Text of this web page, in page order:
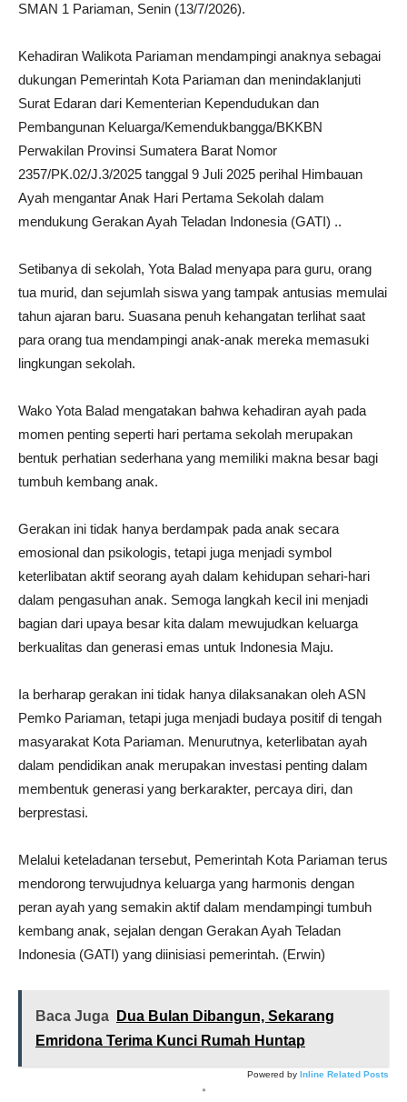
SMAN 1 Pariaman, Senin (13/7/2026).
Kehadiran Walikota Pariaman mendampingi anaknya sebagai
dukungan Pemerintah Kota Pariaman dan menindaklanjuti
Surat Edaran dari Kementerian Kependudukan dan
Pembangunan Keluarga/Kemendukbangga/BKKBN
Perwakilan Provinsi Sumatera Barat Nomor
2357/PK.02/J.3/2025 tanggal 9 Juli 2025 perihal Himbauan
Ayah mengantar Anak Hari Pertama Sekolah dalam
mendukung Gerakan Ayah Teladan Indonesia (GATI) ..
Setibanya di sekolah, Yota Balad menyapa para guru, orang
tua murid, dan sejumlah siswa yang tampak antusias memulai
tahun ajaran baru. Suasana penuh kehangatan terlihat saat
para orang tua mendampingi anak-anak mereka memasuki
lingkungan sekolah.
Wako Yota Balad mengatakan bahwa kehadiran ayah pada
momen penting seperti hari pertama sekolah merupakan
bentuk perhatian sederhana yang memiliki makna besar bagi
tumbuh kembang anak.
Gerakan ini tidak hanya berdampak pada anak secara
emosional dan psikologis, tetapi juga menjadi symbol
keterlibatan aktif seorang ayah dalam kehidupan sehari-hari
dalam pengasuhan anak. Semoga langkah kecil ini menjadi
bagian dari upaya besar kita dalam mewujudkan keluarga
berkualitas dan generasi emas untuk Indonesia Maju.
Ia berharap gerakan ini tidak hanya dilaksanakan oleh ASN
Pemko Pariaman, tetapi juga menjadi budaya positif di tengah
masyarakat Kota Pariaman. Menurutnya, keterlibatan ayah
dalam pendidikan anak merupakan investasi penting dalam
membentuk generasi yang berkarakter, percaya diri, dan
berprestasi.
Melalui keteladanan tersebut, Pemerintah Kota Pariaman terus
mendorong terwujudnya keluarga yang harmonis dengan
peran ayah yang semakin aktif dalam mendampingi tumbuh
kembang anak, sejalan dengan Gerakan Ayah Teladan
Indonesia (GATI) yang diinisiasi pemerintah. (Erwin)
Baca Juga
Dua Bulan Dibangun, Sekarang
Emridona Terima Kunci Rumah Huntap
Powered by Inline Related Posts
*